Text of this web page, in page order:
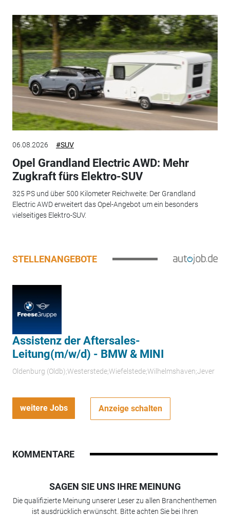
06.08.2026 #SUV
Opel Grandland Electric AWD: Mehr
Zugkraft fürs Elektro-SUV
325 PS und über 500 Kilometer Reichweite: Der Grandland
Electric AWD erweitert das Opel-Angebot um ein besonders
vielseitiges Elektro-SUV.
STELLENANGEBOTE
Assistenz der Aftersales-
Leitung(m/w/d) - BMW & MINI
Oldenburg (Oldb);Westerstede;Wiefelstede;Wilhelmshaven;Jever
weitere Jobs Anzeige schalten
KOMMENTARE
SAGEN SIE UNS IHRE MEINUNG
Die qualifizierte Meinung unserer Leser zu allen Branchenthemen
ist ausdrücklich erwünscht. Bitte achten Sie bei Ihren